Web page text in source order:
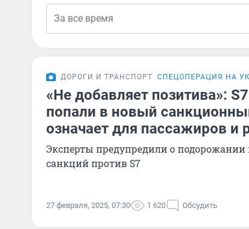
ДОРОГИ И ТРАНСПОРТ СПЕЦОПЕРАЦИЯ НА
«Не добавляет позитива»:
попали в новый
означает для пассажиров и
Эксперты предупредили о подорожании
санкций против S7
27 февраля, 2025, 07:30 1 620 Обсудить